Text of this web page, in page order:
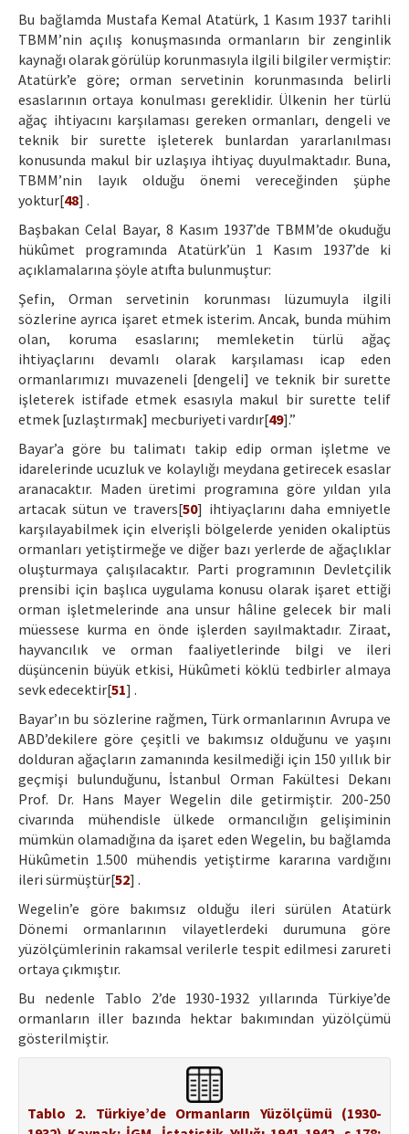
Bu bağlamda Mustafa Kemal Atatürk, 1 Kasım 1937 tarihli
TBMM’nin açılış konuşmasında ormanların bir zenginlik
kaynağı olarak görülüp korunmasıyla ilgili bilgiler vermiştir:
Atatürk’e göre; orman servetinin korunmasında belirli
esaslarının ortaya konulması gereklidir. Ülkenin her türlü
ağaç ihtiyacını karşılaması gereken ormanları, dengeli ve
teknik bir surette işleterek bunlardan yararlanılması
konusunda makul bir uzlaşıya ihtiyaç duyulmaktadır. Buna,
TBMM’nin layık olduğu önemi vereceğinden şüphe
yoktur[48] .
Başbakan Celal Bayar, 8 Kasım 1937’de TBMM’de okuduğu
hükûmet programında Atatürk’ün 1 Kasım 1937’de ki
açıklamalarına şöyle atıfta bulunmuştur:
Şefin, Orman servetinin korunması lüzumuyla ilgili
sözlerine ayrıca işaret etmek isterim. Ancak, bunda mühim
olan, koruma esaslarını; memleketin türlü ağaç
ihtiyaçlarını devamlı olarak karşılaması icap eden
ormanlarımızı muvazeneli [dengeli] ve teknik bir surette
işleterek istifade etmek esasıyla makul bir surette telif
etmek [uzlaştırmak] mecburiyeti vardır[49].”
Bayar’a göre bu talimatı takip edip orman işletme ve
idarelerinde ucuzluk ve kolaylığı meydana getirecek esaslar
aranacaktır. Maden üretimi programına göre yıldan yıla
artacak sütun ve travers[50] ihtiyaçlarını daha emniyetle
karşılayabilmek için elverişli bölgelerde yeniden okaliptüs
ormanları yetiştirmeğe ve diğer bazı yerlerde de ağaçlıklar
oluşturmaya çalışılacaktır. Parti programının Devletçilik
prensibi için başlıca uygulama konusu olarak işaret ettiği
orman işletmelerinde ana unsur hâline gelecek bir mali
müessese kurma en önde işlerden sayılmaktadır. Ziraat,
hayvancılık ve orman faaliyetlerinde bilgi ve ileri
düşüncenin büyük etkisi, Hükûmeti köklü tedbirler almaya
sevk edecektir[51] .
Bayar’ın bu sözlerine rağmen, Türk ormanlarının Avrupa ve
ABD’dekilere göre çeşitli ve bakımsız olduğunu ve yaşını
dolduran ağaçların zamanında kesilmediği için 150 yıllık bir
geçmişi bulunduğunu, İstanbul Orman Fakültesi Dekanı
Prof. Dr. Hans Mayer Wegelin dile getirmiştir. 200-250
civarında mühendisle ülkede ormancılığın gelişiminin
mümkün olamadığına da işaret eden Wegelin, bu bağlamda
Hükûmetin 1.500 mühendis yetiştirme kararına vardığını
ileri sürmüştür[52] .
Wegelin’e göre bakımsız olduğu ileri sürülen Atatürk
Dönemi ormanlarının vilayetlerdeki durumuna göre
yüzölçümlerinin rakamsal verilerle tespit edilmesi zarureti
ortaya çıkmıştır.
Bu nedenle Tablo 2’de 1930-1932 yıllarında Türkiye’de
ormanların iller bazında hektar bakımından yüzölçümü
gösterilmiştir.
Tablo 2. Türkiye’de Ormanların Yüzölçümü (1930-